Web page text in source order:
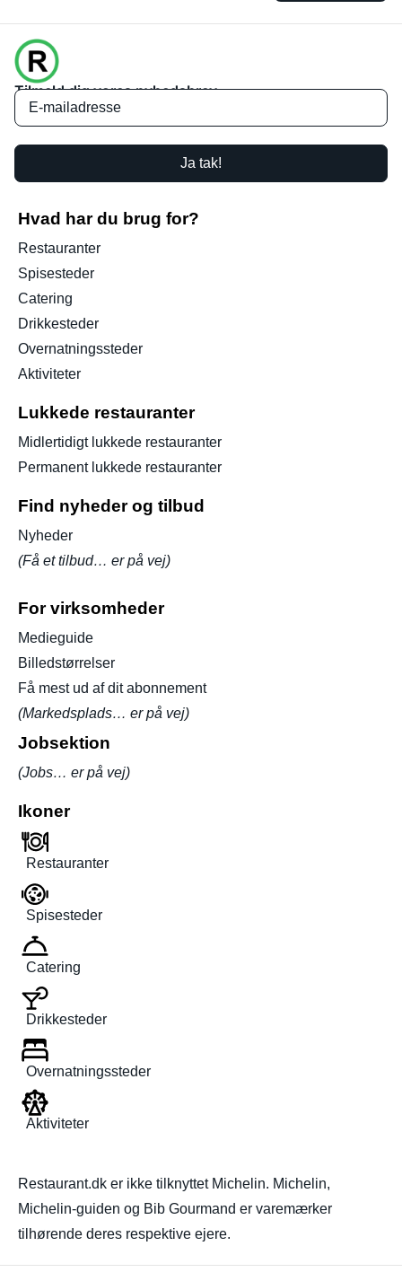
Tilmeld dig vores nyhedsbrev
Ja tak!
Hvad har du brug for?
Restauranter
Spisesteder
Catering
Drikkesteder
Overnatningssteder
Aktiviteter
Lukkede restauranter
Midlertidigt lukkede restauranter
Permanent lukkede restauranter
Find nyheder og tilbud
Nyheder
(Få et tilbud… er på vej)
For virksomheder
Medieguide
Billedstørrelser
Få mest ud af dit abonnement
(Markedsplads… er på vej)
Jobsektion
(Jobs… er på vej)
Ikoner
Restauranter
Spisesteder
Catering
Drikkesteder
Overnatningssteder
Aktiviteter
Restaurant.dk er ikke tilknyttet Michelin. Michelin,
Michelin-guiden og Bib Gourmand er varemærker
tilhørende deres respektive ejere.